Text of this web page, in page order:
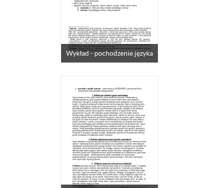
Wykład - pochodzenie języka